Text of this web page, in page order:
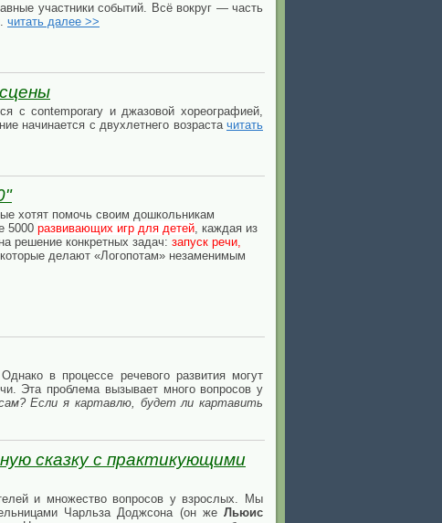
участники событий. Всё вокруг — часть
читать далее >>
с contemporary и джазовой хореографией,
начинается с двухлетнего возраста читать
хотят помочь своим дошкольникам
5000 развивающих игр для детей, каждая из
решение конкретных задач: запуск речи,
делают «Логопотам» незаменимым
в процессе речевого развития могут
Эта проблема вызывает много вопросов у
Если я картавлю, будет ли картавить
сказку с практикующими
и множество вопросов у взрослых. Мы
Чарльза Доджсона (он же Льюис